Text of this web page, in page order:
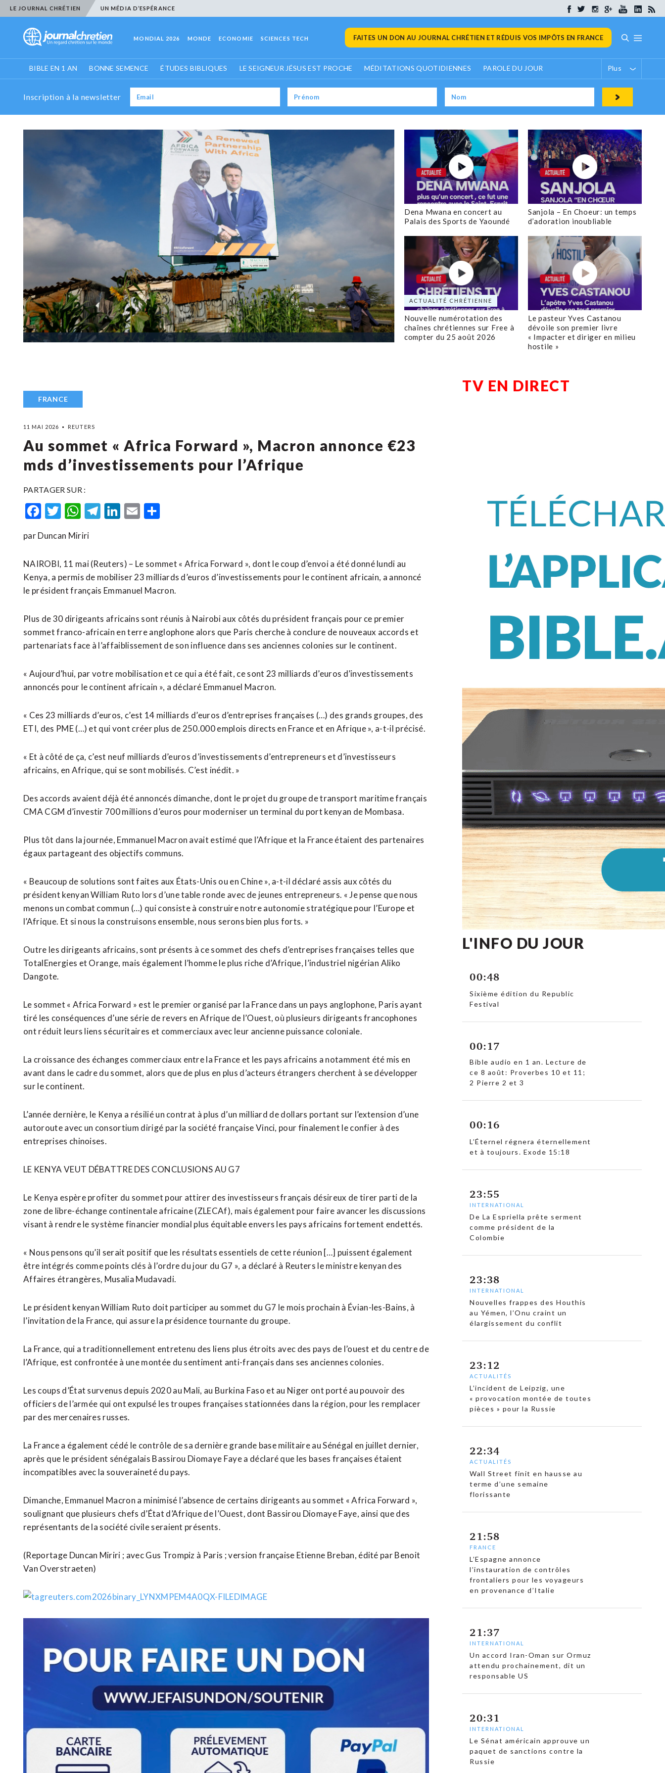
LE JOURNAL CHRÉTIEN UN MÉDIA D’ESPÉRANCE
MONDIAL 2026 MONDE ECONOMIE SCIENCES TECH FAITES UN DON AU JOURNAL CHRÉTIEN ET RÉDUIS VOS IMPÔTS EN FRANCE
BIBLE EN 1 AN BONNE SEMENCE ÉTUDES BIBLIQUES LE SEIGNEUR JÉSUS EST PROCHE MÉDITATIONS QUOTIDIENNES PAROLE DU JOUR Plus
Inscription à la newsletter
Dena Mwana en concert au
Palais des Sports de Yaoundé
Sanjola – En Choeur: un temps
d’adoration inoubliable
ACTUALITÉ CHRÉTIENNE
Nouvelle numérotation des
chaînes chrétiennes sur Free à
compter du 25 août 2026
Le pasteur Yves Castanou
dévoile son premier livre
« Impacter et diriger en milieu
hostile »
FRANCE
11 MAI 2026 REUTERS
Au sommet « Africa Forward », Macron annonce €23
mds d’investissements pour l’Afrique
PARTAGER SUR :
Facebook
Twitter
WhatsApp
Telegram
LinkedIn
Email
par Duncan Miriri
NAIROBI, 11 mai (Reuters) – Le sommet « Africa Forward », dont le coup d’envoi a été donné lundi au
Kenya, a permis de mobiliser 23 milliards d’euros d’investissements pour le continent africain, a annoncé
le président français Emmanuel Macron.
Plus de 30 dirigeants africains sont réunis à Nairobi aux côtés du président français pour ce premier
sommet franco-africain en terre anglophone alors que Paris cherche à conclure de nouveaux accords et
partenariats face à l’affaiblissement de son influence dans ses anciennes colonies sur ​le continent.
« Aujourd’hui, par votre mobilisation ‌et ce qui a été fait, ce sont 23 milliards d’euros d’investissements
annoncés pour ​le continent africain », a déclaré Emmanuel ⁠Macron.
« Ces 23 milliards d’euros, c’est 14 milliards d’euros d’entreprises françaises (…) des grands groupes, des
ETI, des PME (…) et ‌qui vont créer plus de 250.000 ‌emplois directs en France et en Afrique », a-t-il précisé.
« Et à côté de ça, c’est neuf milliards d’euros d’investissements d’entrepreneurs et d’investisseurs
africains, en Afrique, qui se sont mobilisés. C’est inédit. »
Des accords avaient déjà été annoncés dimanche, dont le projet du groupe de transport maritime français
CMA CGM d’investir 700 ​millions d’euros pour moderniser un terminal du port kenyan de Mombasa.
Plus tôt dans la journée, Emmanuel Macron avait estimé que l’Afrique et la France étaient des partenaires
égaux partageant des objectifs communs.
« Beaucoup de solutions sont faites aux États-Unis ou en Chine », a-t-il déclaré assis aux côtés du
président kenyan William Ruto lors d’une table ronde avec de jeunes entrepreneurs. « Je pense que nous
menons un combat commun (…) qui consiste à construire notre autonomie stratégique pour l’Europe et
l’Afrique. Et si nous la construisons ensemble, nous serons bien plus ⁠forts. »
Outre les dirigeants africains, sont présents à ce sommet des chefs d’entreprises françaises telles que
TotalEnergies et Orange, mais également l’homme le plus riche d’Afrique, l’industriel nigérian ⁠Aliko
Dangote.
Le sommet « Africa Forward » est le premier organisé par la France dans un pays anglophone, Paris ayant
tiré les conséquences d’une série de revers en Afrique de l’Ouest, où plusieurs dirigeants francophones
ont réduit leurs liens sécuritaires et commerciaux avec leur ancienne puissance coloniale.
La croissance des échanges commerciaux entre la France et les pays africains a notamment été mis en
avant dans le cadre du sommet, alors que de plus en plus d’acteurs étrangers cherchent à se développer
sur le continent.
L’année ⁠dernière, le ‌Kenya a résilié un contrat à plus d’un milliard de dollars portant sur l’extension d’une
autoroute avec un consortium dirigé ⁠par la société française Vinci, pour finalement le confier à des
entreprises chinoises.
LE KENYA VEUT DÉBATTRE DES CONCLUSIONS AU ​G7
Le Kenya espère profiter ​du sommet pour attirer des investisseurs français désireux de tirer parti de la
zone de libre-échange continentale africaine (ZLECAf), mais également pour faire avancer les discussions
visant à ​rendre le système financier mondial plus équitable envers les pays africains fortement endettés.
« Nous pensons qu’il serait positif que les résultats essentiels de cette réunion […] puissent également
être intégrés comme points clés à l’ordre du jour du ‌G7 », a déclaré à Reuters le ​ministre kenyan des
Affaires étrangères, Musalia Mudavadi.
Le président kenyan William Ruto doit participer au sommet du G7 le mois prochain à Évian-les-Bains, à
l’invitation de la France, qui ​assure la présidence tournante du groupe.
La France, qui a traditionnellement entretenu des liens plus étroits avec des pays de l’ouest et du centre de
l’Afrique, est confrontée à une montée du sentiment anti-français dans ses anciennes colonies.
Les coups d’État survenus depuis 2020 au Mali, au Burkina Faso et au Niger ont porté au pouvoir des
officiers de l’armée qui ont expulsé les troupes françaises stationnées dans la région, pour les remplacer
par des mercenaires russes.
La France a également cédé le contrôle de sa dernière grande base militaire au Sénégal en juillet dernier,
après ⁠que le président sénégalais Bassirou Diomaye Faye a déclaré que les bases françaises étaient
incompatibles avec la souveraineté du pays.
Dimanche, Emmanuel Macron a minimisé l’absence de certains dirigeants au sommet « Africa Forward »,
soulignant que plusieurs chefs d’État d’Afrique de l’Ouest, dont Bassirou Diomaye Faye, ainsi ​que des
représentants de la société civile seraient présents.
(Reportage Duncan Miriri ; avec Gus Trompiz à ​Paris ; version française Etienne Breban, édité par Benoit
Van Overstraeten)
TV EN DIRECT
L'INFO DU JOUR
00:48
Sixième édition du Republic
Festival
00:17
Bible audio en 1 an. Lecture de
ce 8 août: Proverbes 10 et 11;
2 Pierre 2 et 3
00:16
L’Éternel régnera éternellement
et à toujours. Exode 15:18
23:55
INTERNATIONAL
De La Espriella prête serment
comme président de la
Colombie
23:38
INTERNATIONAL
Nouvelles frappes des Houthis
au Yémen, l’Onu craint un
élargissement du conflit
23:12
ACTUALITÉS
L’incident de Leipzig, une
« provocation montée de toutes
pièces » pour la Russie
22:34
ACTUALITÉS
Wall Street finit en hausse au
terme d’une semaine
florissante
21:58
FRANCE
L’Espagne annonce
l’instauration de contrôles
frontaliers pour les voyageurs
en provenance d’Italie
21:37
INTERNATIONAL
Un accord Iran-Oman sur Ormuz
attendu prochainement, dit un
responsable US
20:31
INTERNATIONAL
Le Sénat américain approuve un
paquet de sanctions contre la
Russie